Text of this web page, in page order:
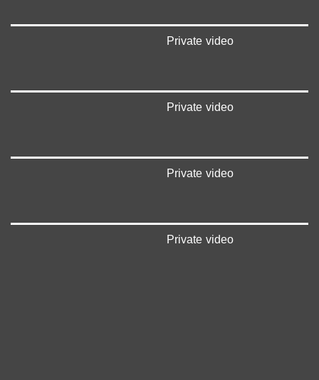
Private video
Private video
Private video
Private video